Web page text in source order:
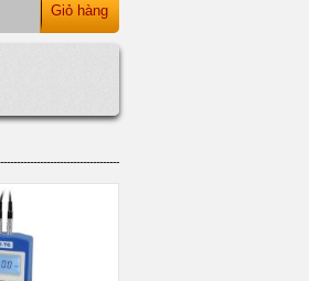
Giỏ hàng